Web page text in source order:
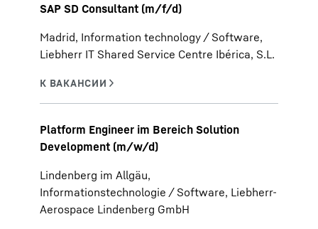
SAP SD Consultant (m/f/d)
Madrid, Information technology / Software,
Liebherr IT Shared Service Centre Ibérica, S.L.
Platform Engineer im Bereich Solution
Development (m/w/d)
Lindenberg im Allgäu,
Informationstechnologie / Software, Liebherr-
Aerospace Lindenberg GmbH